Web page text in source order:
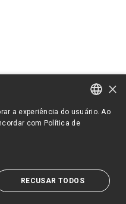
PORTUGUESE
×
a experiência do usuário. Ao
com Política de
RECUSAR TODOS